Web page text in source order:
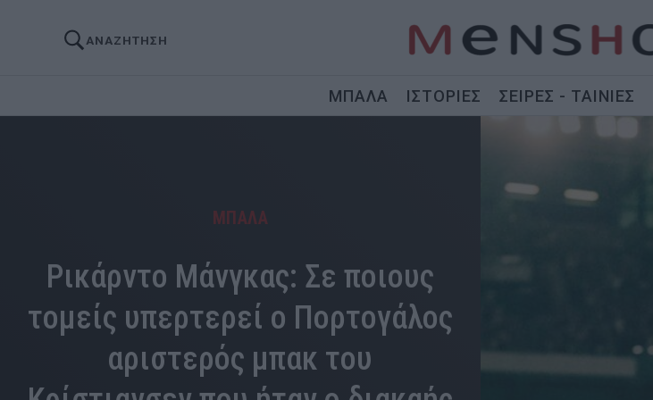
ΑΝΑΖΗΤΗΣΗ
ΜΠΑΛΑ ΙΣΤΟΡΙΕΣ ΣΕΙΡΕΣ - ΤΑΙΝΙΕΣ
ΜΠΑΛΑ
Ρικάρντο Μάνγκας: Σε ποιους
τομείς υπερτερεί ο Πορτογάλος
αριστερός μπακ του